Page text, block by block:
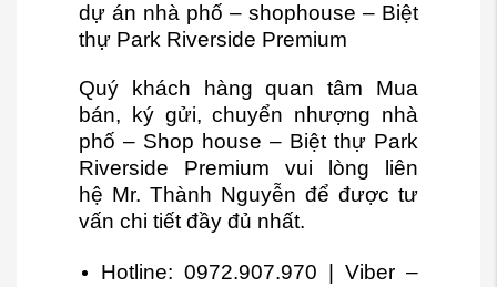
dự án nhà phố – shophouse – Biệt
thự Park Riverside Premium
Quý khách hàng quan tâm Mua
bán, ký gửi, chuyển nhượng nhà
phố – Shop house – Biệt thự Park
Riverside Premium vui lòng liên
hệ Mr. Thành Nguyễn để được tư
vấn chi tiết đầy đủ nhất.
Hotline: 0972.907.970
| Viber –